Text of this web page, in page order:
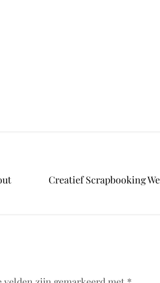
Creatief Scrapbooking